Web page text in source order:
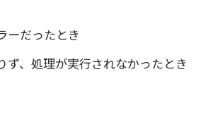
ーだったとき
ず、処理が実行されなかったとき